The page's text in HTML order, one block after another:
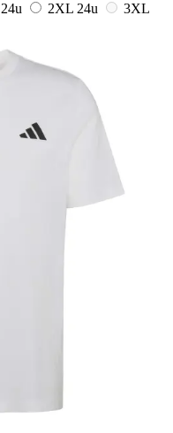
24u 2XL 24u
3XL